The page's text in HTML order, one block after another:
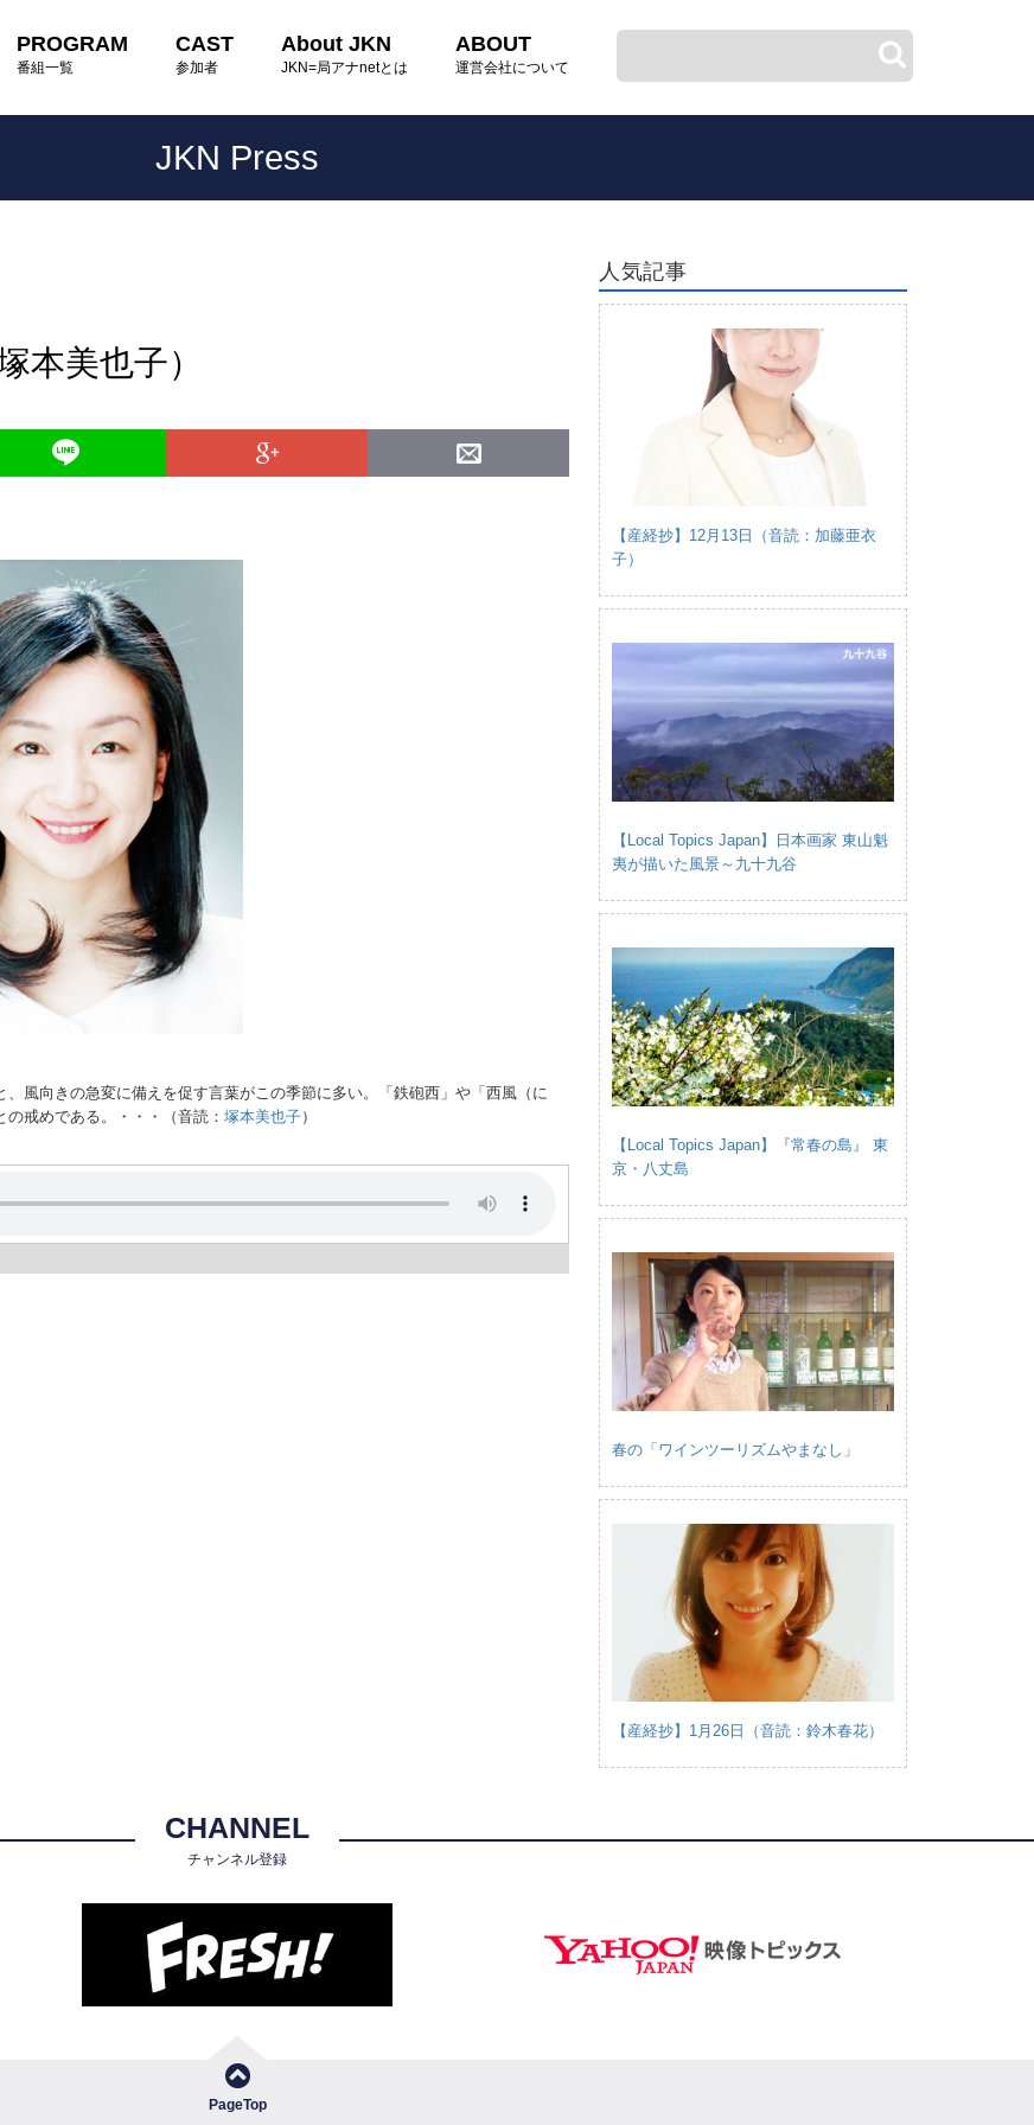
PROGRAM
番組一覧
CAST
参加者
About JKN
JKN=局アナnetとは
ABOUT
運営会社について
JKN Press
本美也子）
風向きの急変に備えを促す言葉がこの季節に多い。「鉄砲西」や「西風（に
戒めである。・・・（音読： 塚本美也子）
人気記事
【産経抄】12月13日（音読：加藤亜衣
子）
【Local Topics Japan】日本画家 東山魁
夷が描いた風景～九十九谷
【Local Topics Japan】『常春の島』 東
京・八丈島
春の「ワインツーリズムやまなし」
【産経抄】1月26日（音読：鈴木春花）
CHANNEL
チャンネル登録
PageTop